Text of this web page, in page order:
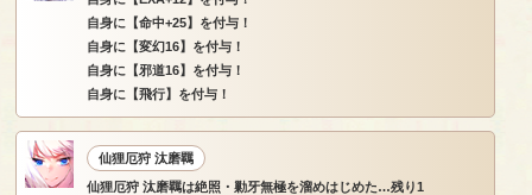
自身に【命中+25】を付与！
自身に【変幻16】を付与！
自身に【邪道16】を付与！
自身に【飛行】を付与！
仙狸厄狩 汰磨羈
仙狸厄狩 汰磨羈は絶照・勦牙無極を溜めはじめた…残り1